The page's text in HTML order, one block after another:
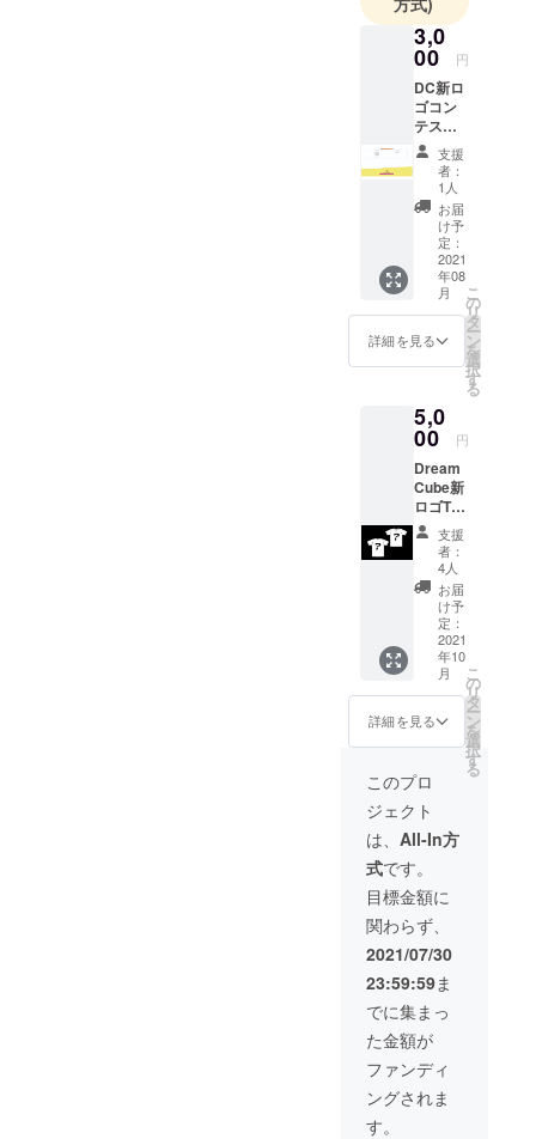
です!!!
あなたのや
りたい事を
スタッフ一
丸になって
叶えます!!!
扉を開けた
らあなたの
ミュースメ
ントパーク
がここにあ
りま
す。。。
3,0
00 円
DC新ロ
ゴコン
テスト
の特設
ウェブ
サイト
に名前
を載せ
よう! そ
の名の
通り!!!
クラウ
ドファ
ンディ
ングご
協力者
て、特
設サイ
トにあ
なたの
お名前
を載せ
ちゃい
ます!!!
本名で
もハン
ドル
ネーム
でも
OK!!! 備
考欄に
掲載し
たいお
くださ
い!!! ※
お名前
は順不
同にな
りま
す。 ※
掲載は
クラウ
ドファ
ンディ
ング終
了日の
次の日
からに
なりま
す。 ※
写真は
支援
者：
1人
お届
け予
定：
2021
年08
月
詳細を見る
こ
の
リ
タ
ー
ン
を
選
択
す
る
5,0
00 円
Dream
Cube新
ロゴT
シャツ
& DC新
ロゴコ
ンテス
トの特
設ウェ
ブサイ
トに名
前を載
せよう!
新しい
ロゴが
決まり
次第、T
シャツ
の作成
を致し
ます!!!
通常販
売する
もので
はあり
ます
が、こ
のリ
ターン
を選ん
でくれ
た方に
は先行
でお送
支援
者：
4人
お届
け予
定：
2021
年10
月
詳細を見る
こ
の
リ
タ
ー
ン
を
選
択
す
る
このプロ
ジェクト
は、 All-In方
式です。
目標金額に
関わらず、
2021/07/30
23:59:59ま
でに集まっ
た金額が
ファンディ
ングされま
す。